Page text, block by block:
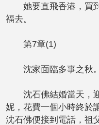
她要直飛香港，買到
福去。
第7章(1)
沈家面臨多事之秋。
沈石佛結婚當天，迎
妮，花費一個小時終於
沈石佛便接到電話，祖